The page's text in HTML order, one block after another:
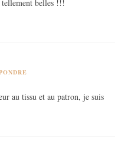
tellement belles !!!
au tissu et au patron, je suis